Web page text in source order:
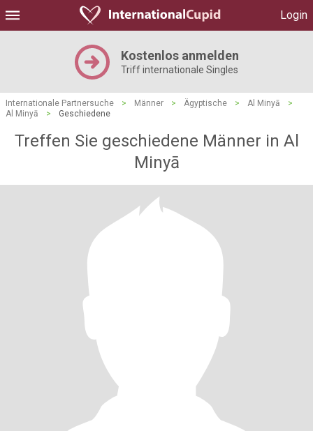
Login
Kostenlos anmelden
Triff internationale Singles
Internationale Partnersuche > Männer > Ägyptische > Al Minyā
>
Al Minyā
> Geschiedene
Treffen Sie geschiedene Männer in Al
Minyā